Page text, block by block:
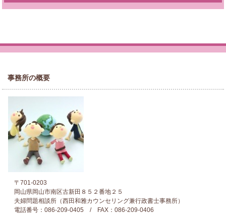
事務所の概要
〒701-0203
岡山県岡山市南区古新田８５２番地２５
夫婦問題相談所（西田和雅カウンセリング兼行政書士事務所）
電話番号：086-209-0405 / FAX：086-209-0406